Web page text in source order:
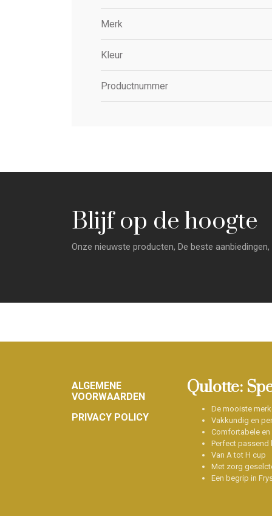
Merk
Kleur
Productnummer
Blijf op de hoogte
Onze nieuwste producten, De beste
Footer
ALGEMENE
VOORWAARDEN
PRIVACY POLICY
Qulotte:
De mooiste
Vakkundig en
Comfortabele en
Perfect passend
Van A tot H cup
Met zorg
Een begrip in